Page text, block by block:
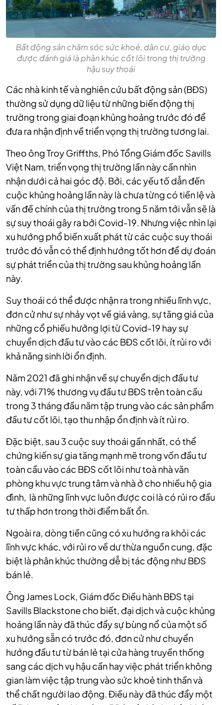
Bất động sản chăm sóc sức khoẻ, dân cư, giáo dục
được đánh giá là phân khúc cốt lõi trong thị trường
hậu suy thoái
Các nhà kinh tế và nghiên cứu bất động sản (BĐS)
thường sử dụng dữ liệu từ những biến động thị
trường trong giai đoạn khủng hoảng trước đó để
đưa ra nhận định về triển vọng thị trường tương lai.
Theo ông Troy Griffths, Phó Tổng Giám đốc Savills
Việt Nam, triển vọng thị trường lần này cần nhìn
nhận dưới cả hai góc độ. Bởi, các yếu tố dẫn đến
cuộc khủng hoảng lần này là chưa từng có tiền lệ và
vấn đề chính của thị trường trong 5 năm tới vẫn sẽ là
sự suy thoái gây ra bởi Covid-19. Nhưng việc nhìn lại
xu hướng phổ biến xuất phát từ các cuộc suy thoái
trước đó vẫn có thể định hướng tốt hơn để dự đoán
sự phát triển của thị trường sau khủng hoảng lần
này.
Suy thoái có thể được nhận ra trong nhiều lĩnh vực,
đơn cử như sự nhảy vọt về giá vàng, sự tăng giá của
những cổ phiếu hưởng lợi từ Covid-19 hay sự
chuyển dịch đầu tư vào các BĐS cốt lõi, ít rủi ro với
khả năng sinh lời ổn định.
Năm 2021 đã ghi nhận về sự chuyển dịch đầu tư
này, với 71% thương vụ đầu tư BĐS trên toàn cầu
trong 3 tháng đầu năm tập trung vào các sản phẩm
đầu tư cốt lõi, tạo thu nhập ổn định và ít rủi ro.
Đặc biệt, sau 3 cuộc suy thoái gần nhất, có thể
chứng kiến ​​sự gia tăng mạnh mẽ trong vốn đầu tư
toàn cầu vào các BĐS cốt lõi như toà nhà văn
phòng khu vực trung tâm và nhà ở cho nhiều hộ gia
đình, là những lĩnh vực luôn được coi là có rủi ro đầu
tư thấp hơn trong thời điểm bất ổn.
Ngoài ra, dòng tiền cũng có xu hướng ra khỏi các
lĩnh vực khác, với rủi ro về dư thừa nguồn cung, đặc
biệt là phân khúc thường dễ bị tác động như BĐS
bán lẻ.
Ông James Lock, Giám đốc Điều hành BĐS tại
Savills Blackstone cho biết, đại dịch và cuộc khủng
hoảng lần này đã thúc đẩy sự bùng nổ của một số
xu hướng sẵn có trước đó, đơn cử như chuyển
hướng đầu tư từ bán lẻ tại cửa hàng truyền thống
sang các dịch vụ hậu cần hay việc phát triển không
gian làm việc tập trung vào sức khoẻ tinh thần và
thể chất người lao động. Điều này đã thúc đẩy một